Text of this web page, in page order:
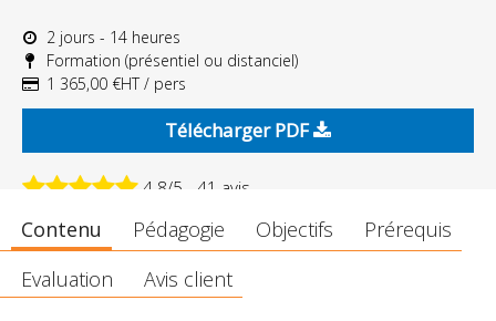
2 jours - 14 heures
Formation (présentiel ou distanciel)
1 365,00 €HT / pers
Télécharger PDF
4.8/5 - 41 avis
Contenu Pédagogie Objectifs
Prérequis
Evaluation
Avis client